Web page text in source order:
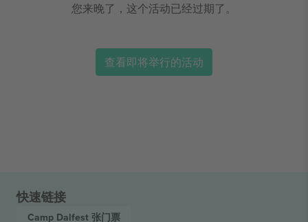
您来晚了，这个活动已经过期了。
查看即将举行的活动
快速链接
Camp Dalfest 张门票